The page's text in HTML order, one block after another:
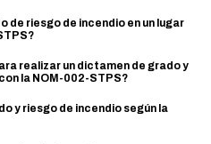
de riesgo de incendio en un lugar
realizar un dictamen de grado y
la NOM-002-STPS?
y riesgo de incendio según la